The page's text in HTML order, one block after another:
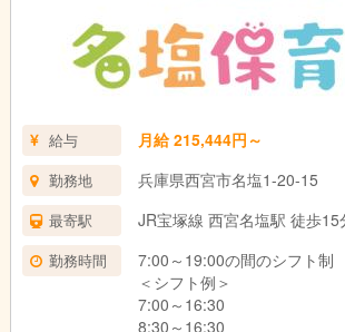
給与 月給 215,444円～
勤務地 兵庫県西宮市名塩1-20-15
最寄駅 JR宝塚線 西宮名塩駅 徒歩15
勤務時間
7:00～19:00の間のシフト制
＜シフト例＞
7:00～16:30
8:30～16:30